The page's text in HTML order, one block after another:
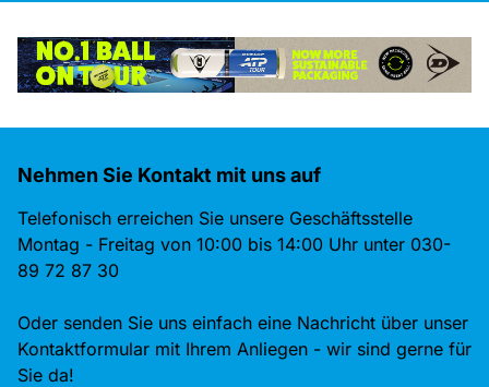
Nehmen Sie Kontakt mit uns auf
Telefonisch erreichen Sie unsere Geschäftsstelle
Montag - Freitag von 10:00 bis 14:00 Uhr unter 030-
89 72 87 30
Oder senden Sie uns einfach eine Nachricht über unser
Kontaktformular mit Ihrem Anliegen - wir sind gerne für
Sie da!